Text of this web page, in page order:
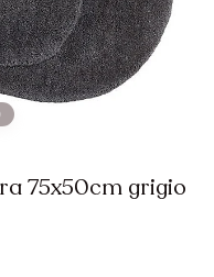
75x50cm grigio